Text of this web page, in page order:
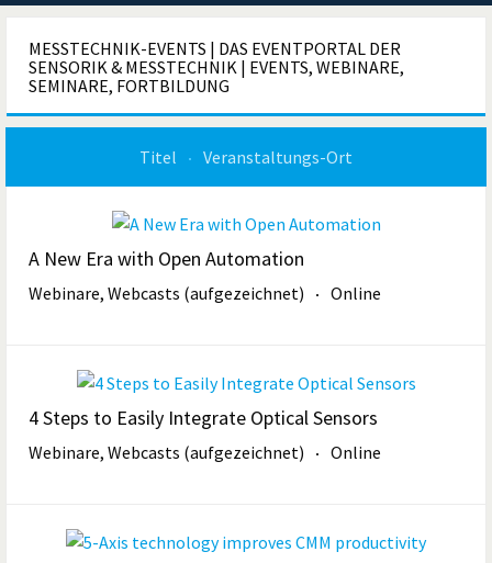
MESSTECHNIK-EVENTS | DAS EVENTPORTAL DER
SENSORIK & MESSTECHNIK | EVENTS, WEBINARE,
SEMINARE, FORTBILDUNG
Titel Veranstaltungs-Ort
A New Era with Open Automation
Webinare, Webcasts (aufgezeichnet) Online
4 Steps to Easily Integrate Optical Sensors
Webinare, Webcasts (aufgezeichnet) Online